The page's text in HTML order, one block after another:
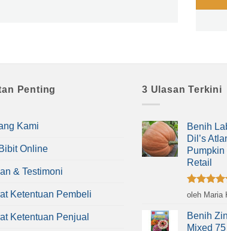
Penting
Kami
Online
& Testimoni
Ketentuan Pembeli
Ketentuan Penjual
3 Ulasan Terkini
Benih
Dil’s
Retail
Dinilai5
oleh Maria
Benih
Mixed